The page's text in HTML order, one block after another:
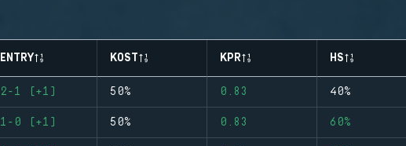
ENTRY KOST KPR HS
2-1 (+1) 50% 0.83 40%
1-0 (+1) 50% 0.83 60%